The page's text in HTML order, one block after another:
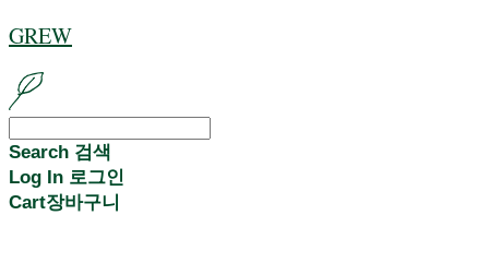
GREW
Search 검색
Log In 로그인
Cart장바구니